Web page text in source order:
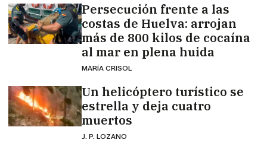
Persecución frente a las
costas de Huelva: arrojan
más de 800 kilos de cocaína
al mar en plena huida
MARÍA CRISOL
Un helicóptero turístico se
estrella y deja cuatro
muertos
J. P. LOZANO